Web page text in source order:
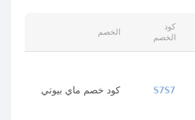
الخصم
كود
الخصم
كود خصم ماي بيوتي S7S7